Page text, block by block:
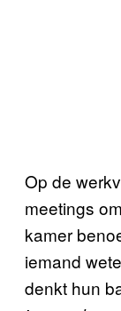
Op de
meetings
kamer
iemand
denkt hun